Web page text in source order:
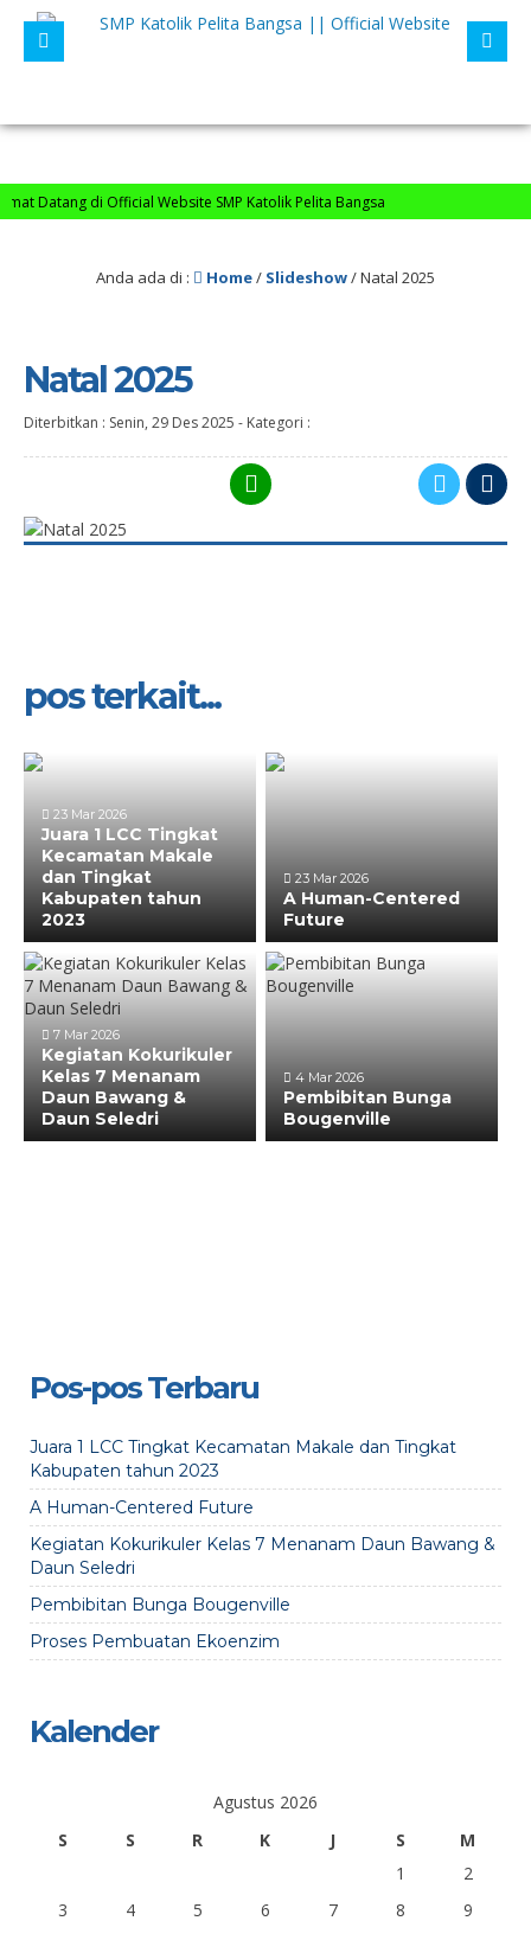
Datang di Official Website SMP Katolik Pelita Bangsa
Anda ada di : Home/ Slideshow/Natal 2025
Natal 2025
Diterbitkan : Senin, 29 Des 2025 - Kategori :
pos terkait...
23 Mar 2026
Juara 1 LCC Tingkat
Kecamatan Makale
dan Tingkat
Kabupaten tahun
2023
23 Mar 2026
A Human-Centered
Future
7 Mar 2026
Kegiatan Kokurikuler
Kelas 7 Menanam
Daun Bawang &
Daun Seledri
4 Mar 2026
Pembibitan Bunga
Bougenville
Pos-pos Terbaru
Juara 1 LCC Tingkat Kecamatan Makale dan Tingkat
Kabupaten tahun 2023
A Human-Centered Future
Kegiatan Kokurikuler Kelas 7 Menanam Daun Bawang &
Daun Seledri
Pembibitan Bunga Bougenville
Proses Pembuatan Ekoenzim
Kalender
Agustus 2026
S
S R K J S
M
1
2
3
4 5 6 7 8
9